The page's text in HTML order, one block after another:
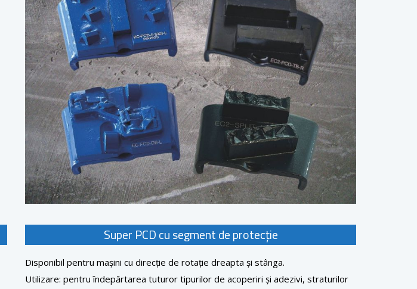
Super PCD cu segment de protecție
Disponibil pentru mașini cu direcție de rotație dreapta și stânga.
Utilizare: pentru îndepărtarea tuturor tipurilor de acoperiri și adezivi, straturilor